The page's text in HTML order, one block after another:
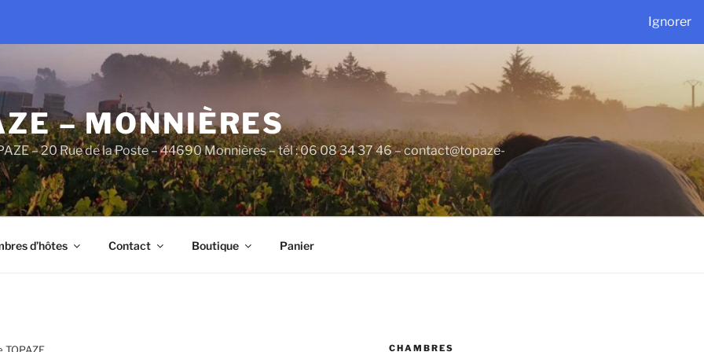
Ignorer
– MONNIÈRES
– 20 Rue de la Poste – 44690 Monnières – tél : 06 08 34 37 46 – contact@topaze-
d’hôtes Contact Boutique Panier
CHAMBRES